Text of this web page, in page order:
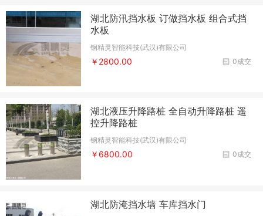
湖北防汛挡水板 订做挡水板 组合式挡
水板
钢精灵智能科技(武汉)有限公司
0成交
￥2800.00
湖北液压升降路桩 全自动升降路桩 遥
控升降路桩
钢精灵智能科技(武汉)有限公司
0成交
￥6800.00
湖北防淹挡水墙 车库挡水门